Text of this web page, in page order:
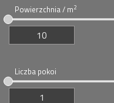
Powierzchnia / m2
Liczba pokoi